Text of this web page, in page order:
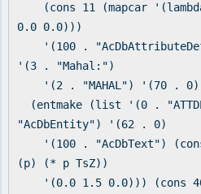
(cons 11 (mapcar
0.0 0.0)))
'(100 .
'(3 . "Mahal:")
'(2 . "MAHAL") '(70 .
(entmake (list '(0 .
"AcDbEntity") '(62 . 0)
'(100 . "AcDbText") (cons
(p) (* p TsZ))
'(0.0 1.5 0.0))) (cons